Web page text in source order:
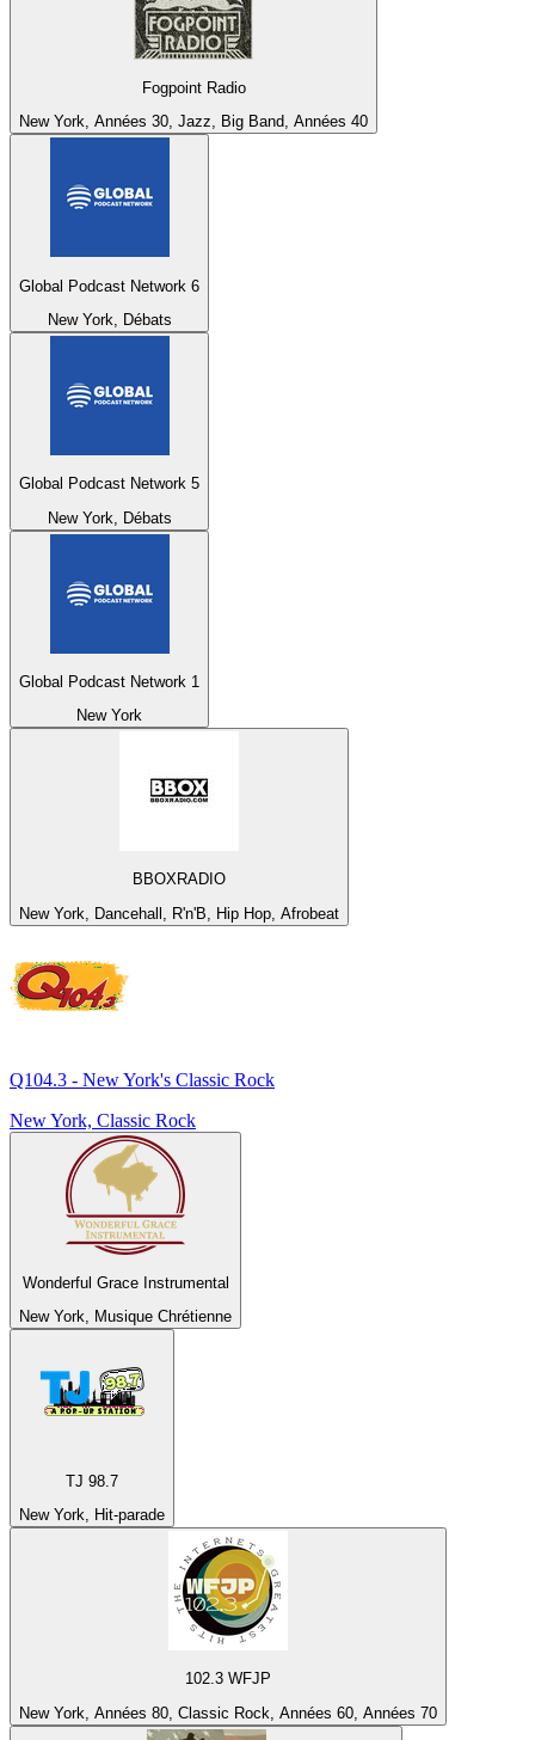
Fogpoint Radio
New York, Années 30, Jazz, Big Band, Années 40
Global Podcast Network 6
New York, Débats
Global Podcast Network 5
New York, Débats
Global Podcast Network 1
New York
BBOXRADIO
New York, Dancehall, R'n'B, Hip Hop, Afrobeat
Q104.3 - New York's Classic Rock
New York, Classic Rock
Wonderful Grace Instrumental
New York, Musique Chrétienne
TJ 98.7
New York, Hit-parade
102.3 WFJP
New York, Années 80, Classic Rock, Années 60, Années 70